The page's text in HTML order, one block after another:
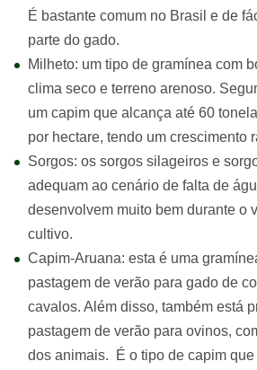
É bastante comum no Brasil e de
parte do gado.
Milheto: um tipo de gramínea com
clima seco e terreno arenoso.
um capim que alcança até 60
por hectare, tendo um crescimento
Sorgos: os sorgos silageiros e
adequam ao cenário de falta de
desenvolvem muito bem durante o
cultivo.
Capim-Aruana: esta é uma
pastagem de verão para gado de
cavalos. Além disso, também está
pastagem de verão para ovinos,
dos animais. É o tipo de capim